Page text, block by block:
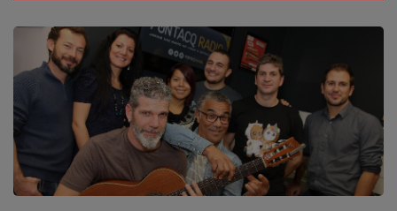
L'ÉQUIPE
GRILLE DES PROGRAMMES
C'ÉTAIT QUOI CE TITRE ?
MÉDIAS
PODCASTS - SAISON 2026/2027